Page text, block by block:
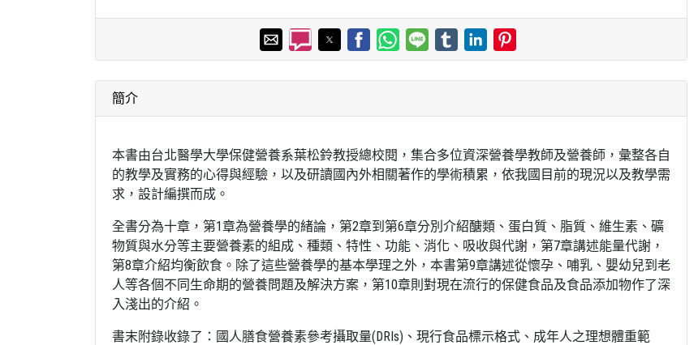
簡介
本書由台北醫學大學保健營養系葉松鈴教授總校閱，集合多位資深營養學教師及營養師，彙整各自
的教學及實務的心得與經驗，以及研讀國內外相關著作的學術積累，依我國目前的現況以及教學需
求，設計編撰而成。
全書分為十章，第1章為營養學的緒論，第2章到第6章分別介紹醣類、蛋白質、脂質、維生素、礦
物質與水分等主要營養素的組成、種類、特性、功能、消化、吸收與代謝，第7章講述能量代謝，
第8章介紹均衡飲食。除了這些營養學的基本學理之外，本書第9章講述從懷孕、哺乳、嬰幼兒到老
人等各個不同生命期的營養問題及解決方案，第10章則對現在流行的保健食品及食品添加物作了深
入淺出的介紹。
書末附錄收錄了：國人膳食營養素參考攝取量(DRIs)、現行食品標示格式、成年人之理想體重範